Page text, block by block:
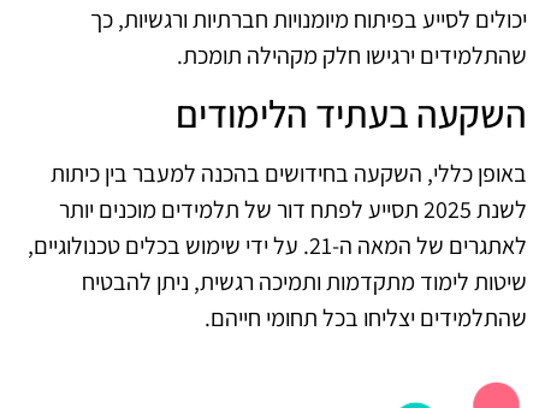
יכולים לסייע בפיתוח מיומנויות חברתיות ורגשיות, כך
שהתלמידים ירגישו חלק מקהילה תומכת.
השקעה בעתיד הלימודים
באופן כללי, השקעה בחידושים בהכנה למעבר בין כיתות
לשנת 2025 תסייע לפתח דור של תלמידים מוכנים יותר
לאתגרים של המאה ה-21. על ידי שימוש בכלים טכנולוגיים,
שיטות לימוד מתקדמות ותמיכה רגשית, ניתן להבטיח
שהתלמידים יצליחו בכל תחומי חייהם.